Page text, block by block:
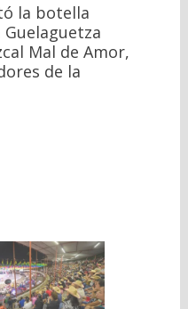
la botella
Mal de Amor,
de la